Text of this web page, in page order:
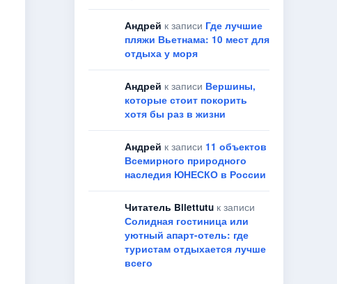
Андрей к записи Где лучшие
пляжи Вьетнама: 10 мест для
отдыха у моря
Андрей к записи Вершины,
которые стоит покорить
хотя бы раз в жизни
Андрей к записи 11 объектов
Всемирного природного
наследия ЮНЕСКО в России
Читатель Bilettutu к записи
Солидная гостиница или
уютный апарт-отель: где
туристам отдыхается лучше
всего